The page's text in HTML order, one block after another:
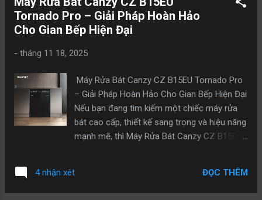
Bát Canzy CZ DGA15EU JUMBO? Dung tích
CZ DGA15EU Jumbo – Rửa được 15 bộ bát
đĩa châu Âu Thiết kế khoang rửa lớn, bố trí
cỡ lớn Bát, đĩa, ly, cốc Bộ dao thìa đũa riêng
Phù hợp cho gia đình nhiều thành viên hoặc
cần rửa lượng bát lớn sau tiệc. Công nghệ
sấy tăng cường – Khô hoàn toàn Ứng dụng
công nghệ Extra Drying / Turbo Drying, giúp:
Khô vượt trội Không đọng hơi nước Hạn chế
vi khuẩn và mùi Tiết kiệm nước – điện – thời
hơn rửa tay gấp 3 lần. Nhiều chế độ rửa linh
Tornado Pro – Giải Pháp Hoàn Hảo
Cho Gian Bếp Hiện Đại
- tháng 11 18, 2025
Máy Rửa Bát Canzy CZ B15EU Tornado Pro
– Giải Pháp Hoàn Hảo Cho Gian Bếp Hiện Đại
Nếu bạn đang tìm kiếm một chiếc máy rửa
bát cao cấp, thiết kế sang trọng và hiệu năng
mạnh mẽ, thì Máy Rửa Bát Canzy CZ B15EU
trội và vì sao nó xứng đáng trở thành “trợ
thủ” đắc lực cho gian bếp của bạn. Xem chi
4 nhận xét ĐỌC THÊM